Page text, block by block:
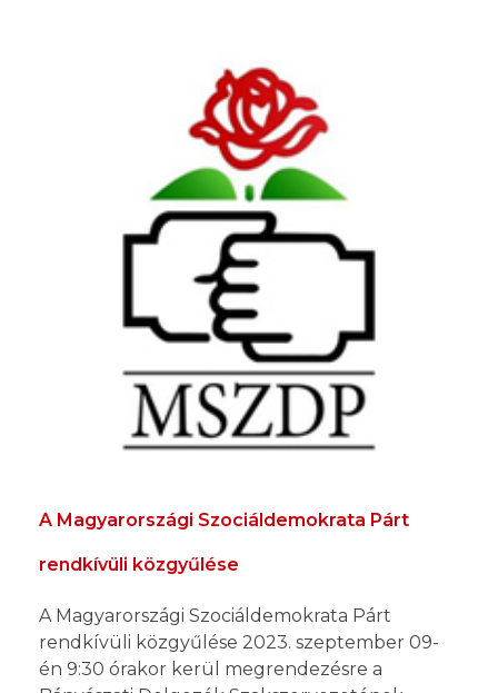
A Magyarországi Szociáldemokrata Párt
rendkívüli közgyűlése
A Magyarországi Szociáldemokrata Párt
rendkívüli közgyűlése 2023. szeptember 09-
én 9:30 órakor kerül megrendezésre a